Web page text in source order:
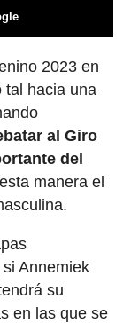
2023 en
tal hacia una
al Giro
del
manera el
Annemiek
su
en las que se